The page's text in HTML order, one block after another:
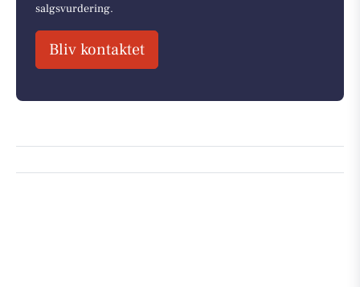
salgsvurdering.
Bliv kontaktet